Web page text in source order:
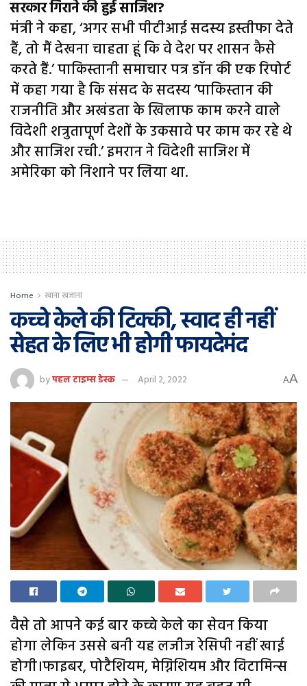
सरकार गिराने की हुई साजिश?
मंत्री ने कहा, ‘अगर सभी पीटीआई सदस्य इस्तीफा देते
हैं, तो मैं देखना चाहता हूं कि वे देश पर शासन कैसे
करते हैं.’ पाकिस्तानी समाचार पत्र डॉन की एक रिपोर्ट
में कहा गया है कि संसद के सदस्य ‘पाकिस्तान की
राजनीति और अखंडता के खिलाफ काम करने वाले
विदेशी शत्रुतापूर्ण देशों के उकसावे पर काम कर रहे थे
और साजिश रची.’ इमरान ने विदेशी साजिश में
अमेरिका को निशाने पर लिया था.
Home खाना खजाना
कच्चे केले की टिक्की, स्वाद ही नहीं
सेहत के लिए भी होगी फायदेमंद
byपहल टाइम्स डेस्क April 2, 2022 AA
वैसे तो आपने कई बार कच्चे केले का सेवन किया
होगा लेकिन उससे बनी यह लजीज रेसिपी नहीं खाई
होगी।फाइबर, पोटैशियम, मेग्निशियम और विटामिन्स